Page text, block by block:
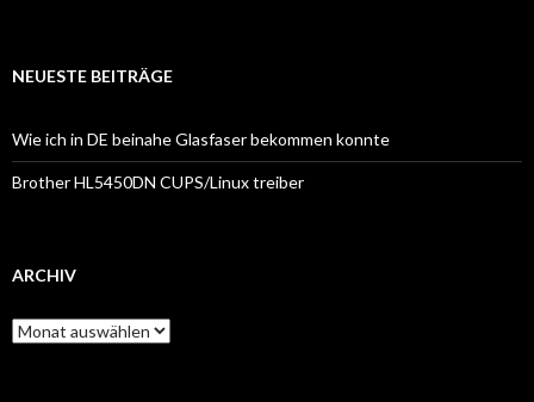
NEUESTE BEITRÄGE
Wie ich in DE beinahe Glasfaser bekommen konnte
Brother HL5450DN CUPS/Linux treiber
ARCHIV
Archiv